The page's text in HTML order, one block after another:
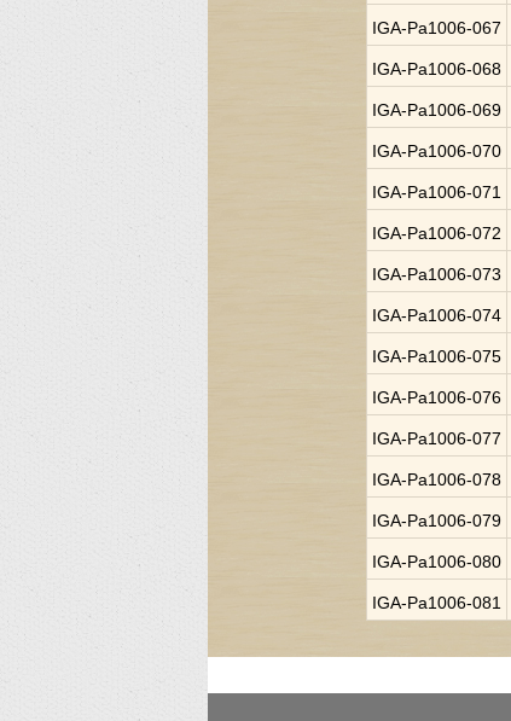
IGA-Pa1006-067
IGA-Pa1006-068
IGA-Pa1006-069
IGA-Pa1006-070
IGA-Pa1006-071
IGA-Pa1006-072
IGA-Pa1006-073
IGA-Pa1006-074
IGA-Pa1006-075
IGA-Pa1006-076
IGA-Pa1006-077
IGA-Pa1006-078
IGA-Pa1006-079
IGA-Pa1006-080
IGA-Pa1006-081